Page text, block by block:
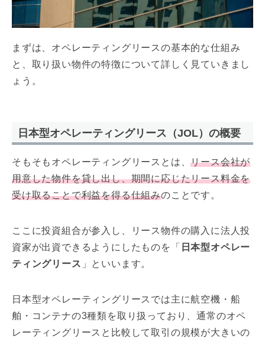
まずは、オペレーティングリースの基本的な仕組み
と、取り扱い物件の特徴について詳しく見ていきまし
ょう。
日本型オペレーティングリース（JOL）の概要
そもそもオペレーティングリースとは、リース会社が
用意した物件を貸し出し、期間に応じたリース料金を
受け取ることで利益を得る仕組みのことです。
ここに投資組合が参入し、リース物件の購入に法人投
資家が出資できるようにしたものを「
日本型オペレー
ティングリース 」といいます。
日本型オペレーティングリースでは主に航空機・船
舶・コンテナの3種類を取り扱っており、通常のオペ
レーティングリースと比較して取引の規模が大きいの